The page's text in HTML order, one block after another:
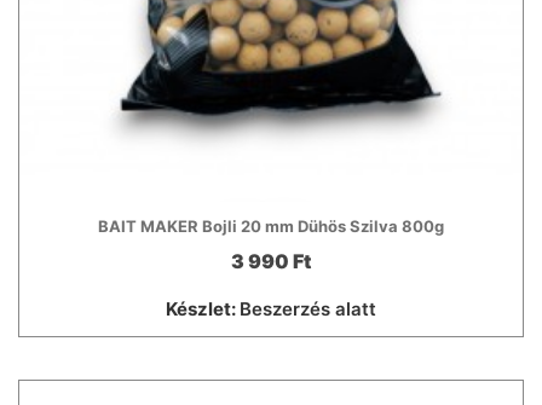
BAIT MAKER Bojli 20 mm Dühös Szilva 800g
3 990 Ft
Készlet: Beszerzés alatt